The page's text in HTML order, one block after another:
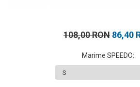
108,00 RON 86,40
Marime SPEEDO: